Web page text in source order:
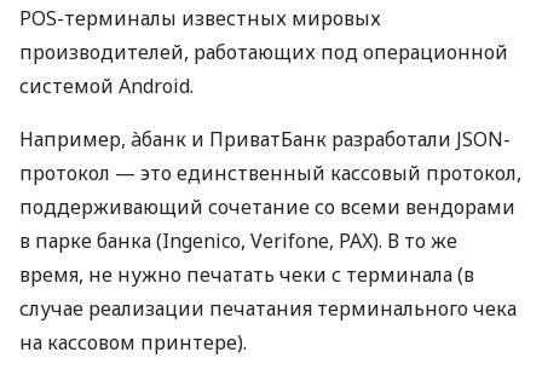
POS-терминалы известных мировых
производителей, работающих под операционной
системой Android.
Например, àбанк и ПриватБанк разработали JSON-
протокол — это единственный кассовый протокол,
поддерживающий сочетание со всеми вендорами
в парке банка (Ingenico, Verifone, PAX). В то же
время, не нужно печатать чеки с терминала (в
случае реализации печатания терминального чека
на кассовом принтере).